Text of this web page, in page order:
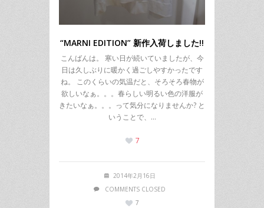
“MARNI EDITION” 新作入荷しました!!
こんばんは。 寒い日が続いていましたが、今
日は久しぶりに暖かく過ごしやすかったです
ね。 このくらいの気温だと、そろそろ春物が
欲しいなぁ。。。春らしい明るい色の洋服が
きたいなぁ。。。って気分になりませんか? と
いうことで、…
7
2014年2月16日
COMMENTS CLOSED
7